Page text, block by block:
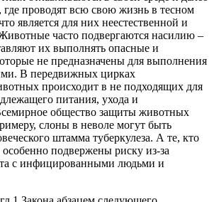
где проводят всю свою жизнь в тесном
является для них неестественной и
часто подвергаются насилию –
их выполнять опасные и
не предназначены для выполнения
В передвижных цирках
происходит в не подходящих для
питания, ухода и
общество защиты животных
слоны в неволе могут быть
штамма туберкулеза. А те, кто
подвержены риску из-за
с инфицированными людьми и